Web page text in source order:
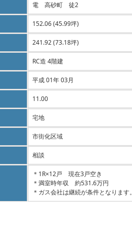
電 高砂町 徒2
152.06 (45.99坪)
241.92 (73.18坪)
RC造 4階建
平成 01年 03月
11.00
宅地
市街化区域
相談
＊1R×12戸 現在3戸空き
＊満室時年収 約531.6万円
＊ガス会社は継続が条件となります。